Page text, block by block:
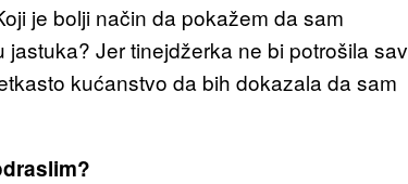
je bolji način da pokažem da sam
Jer tinejdžerka ne bi potrošila sav
kućanstvo da bih dokazala da sam